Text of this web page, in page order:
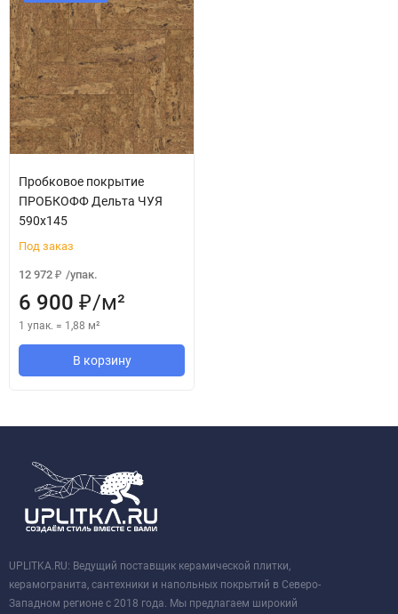
Пробковое покрытие
ПРОБКОФФ Дельта ЧУЯ
590x145
Под заказ
12 972 ₽ /упак.
6 900 ₽/м²
1 упак. = 1,88 м²
В корзину
UPLITKA.RU: Ведущий поставщик керамической плитки,
керамогранита, сантехники и напольных покрытий в Северо-
Западном регионе с 2018 года. Мы предлагаем широкий